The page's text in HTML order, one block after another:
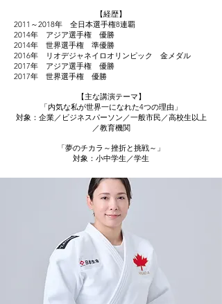
【経歴】
2011～2018年 全日本選手権8連覇
2014年 アジア選手権 優勝
2014年 世界選手権 準優勝
2016年 リオデジャネイロオリンピック 金メダル
2017年 アジア選手権 優勝
2017年 世界選手権 優勝​​
【主な講演テーマ】
「内気な私が世界一になれた4つの理由」
対象：企業／ビジネスパーソン／一般市民／高校生以上
／教育機関​
「夢のチカラ～挫折と挑戦～」
対象：小中学生／学生